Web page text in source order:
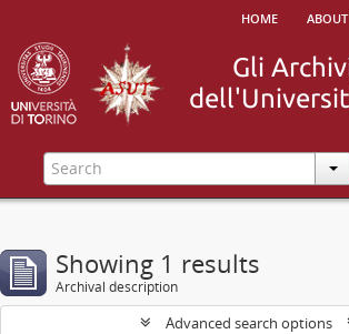
home about
Showing 1 results
Archival description
Advanced search options